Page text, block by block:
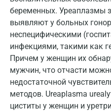
беременных. Уреаплазмы
выявляют у больных
неспецифическими
инфекциями, такими как
Причем у женщин их
мужчин, что отчасти
недостаточной
методов. Ureaplasma
циститы у женщин и
Кострома
Котельники
Красногорск
Краснодар
Красноярск